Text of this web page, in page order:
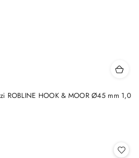
ROBLINE HOOK & MOOR Ø45 mm 1,0